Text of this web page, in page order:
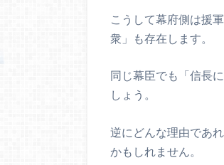
こうして幕府側は援
衆」も存在します。
同じ幕臣でも「信長
しょう。
逆にどんな理由であ
かもしれません。